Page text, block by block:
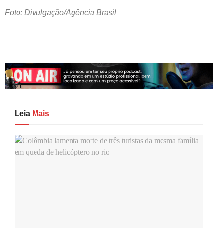
Foto: Divulgação/Agência Brasil
Leia Mais